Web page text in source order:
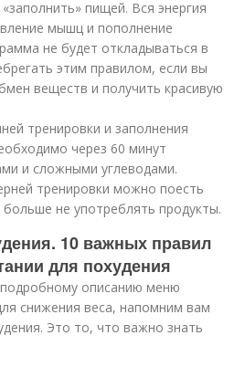
пищей. Вся энергия
мышц и пополнение
не будет откладываться в
этим правилом, если вы
веществ и получить красивую
тренировки и заполнения
через 60 минут
и сложными углеводами.
тренировки можно поесть
не употреблять продукты.
10 важных правил
для похудения
описанию меню
снижения веса, напомним вам
Это то, что важно знать